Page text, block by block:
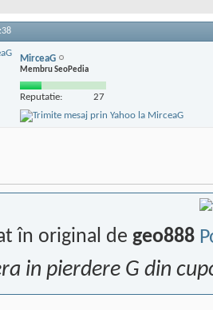
MirceaG
Membru SeoPedia
Reputatie: 27
în original de geo888
in pierdere G din